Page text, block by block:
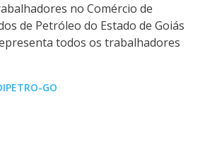
no Comércio de
de Petróleo do Estado de Goiás
todos os trabalhadores
GO